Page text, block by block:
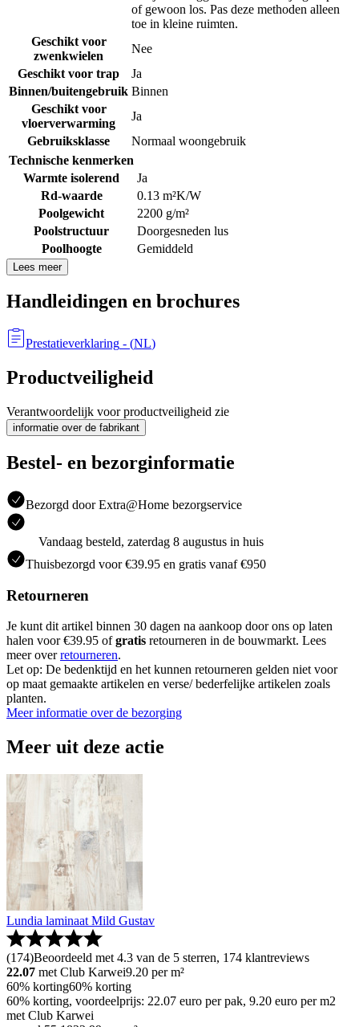
of gewoon los. Pas deze methoden alleen
toe in kleine ruimten.
Geschikt voor
zwenkwielen
Nee
Geschikt voor trap
Ja
Binnen/buitengebruik Binnen
Geschikt voor
vloerverwarming
Ja
Gebruiksklasse
Normaal woongebruik
Technische kenmerken
Warmte isolerend
Ja
Rd-waarde
0.13 m²K/W
Poolgewicht
2200 g/m²
Poolstructuur
Doorgesneden lus
Poolhoogte
Gemiddeld
Lees meer
Handleidingen en brochures
Prestatieverklaring - (NL)
Productveiligheid
Verantwoordelijk voor productveiligheid zie
informatie over de fabrikant
Bestel- en bezorginformatie
Bezorgd door Extra@Home bezorgservice
Vandaag besteld, zaterdag 8 augustus in huis
Thuisbezorgd voor €39.95 en gratis vanaf €950
Retourneren
Je kunt dit artikel binnen 30 dagen na aankoop door ons op laten
halen voor €39.95 ofgratis retourneren in de bouwmarkt. Lees
meer overretourneren.
Let op: De bedenktijd en het kunnen retourneren gelden niet voor
op maat gemaakte artikelen en verse/ bederfelijke artikelen zoals
planten.
Meer informatie over de bezorging
Meer uit deze actie
Lundia laminaat Mild Gustav
(174)Beoordeeld met 4.3 van de 5 sterren, 174 klantreviews
22.07 met Club Karwei9.20 per m²
60% korting60% korting
60% korting, voordeelprijs: 22.07 euro per pak, 9.20 euro per m2
met Club Karwei